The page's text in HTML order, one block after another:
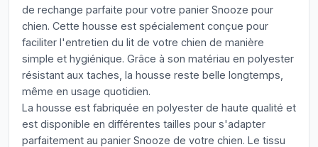
de rechange parfaite pour votre panier Snooze pour
chien. Cette housse est spécialement conçue pour
faciliter l'entretien du lit de votre chien de manière
simple et hygiénique. Grâce à son matériau en polyester
résistant aux taches, la housse reste belle longtemps,
même en usage quotidien.
La housse est fabriquée en polyester de haute qualité et
est disponible en différentes tailles pour s'adapter
parfaitement au panier Snooze de votre chien. Le tissu